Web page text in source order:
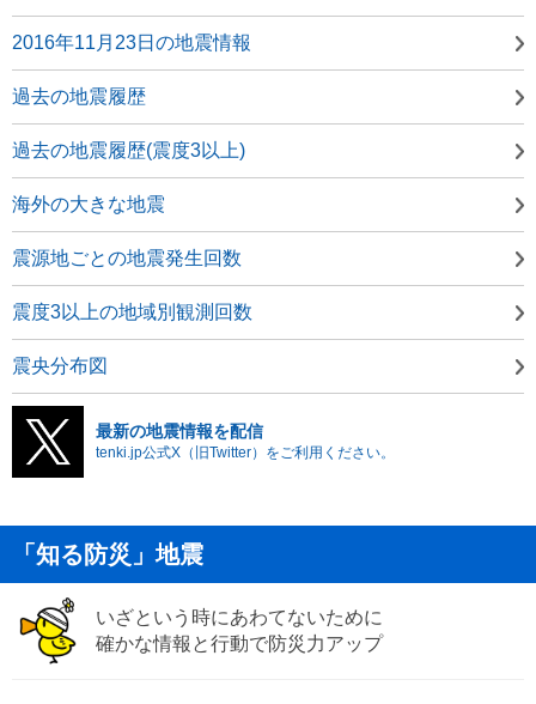
2016年11月23日の地震情報
過去の地震履歴
過去の地震履歴(震度3以上)
海外の大きな地震
震源地ごとの地震発生回数
震度3以上の地域別観測回数
震央分布図
最新の地震情報を配信
tenki.jp公式X（旧Twitter）をご利用ください。
「知る防災」地震
いざという時にあわてないために
確かな情報と行動で防災力アップ